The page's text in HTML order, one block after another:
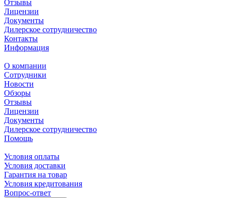
Отзывы
Лицензии
Документы
Дилерское сотрудничество
Контакты
Информация
О компании
Сотрудники
Новости
Обзоры
Отзывы
Лицензии
Документы
Дилерское сотрудничество
Помощь
Условия оплаты
Условия доставки
Гарантия на товар
Условия кредитования
Вопрос-ответ